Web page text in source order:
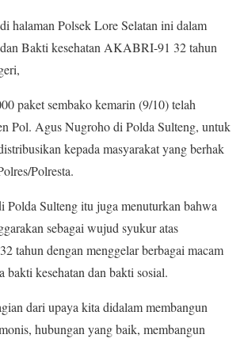
halaman Polsek Lore Selatan ini dalam
Bakti kesehatan AKABRI-91 32 tahun
paket sembako kemarin (9/10) telah
Pol. Agus Nugroho di Polda Sulteng, untuk
kepada masyarakat yang berhak
Polresta.
Polda Sulteng itu juga menuturkan bahwa
sebagai wujud syukur atas
tahun dengan menggelar berbagai macam
bakti kesehatan dan bakti sosial.
dari upaya kita didalam membangun
hubungan yang baik, membangun